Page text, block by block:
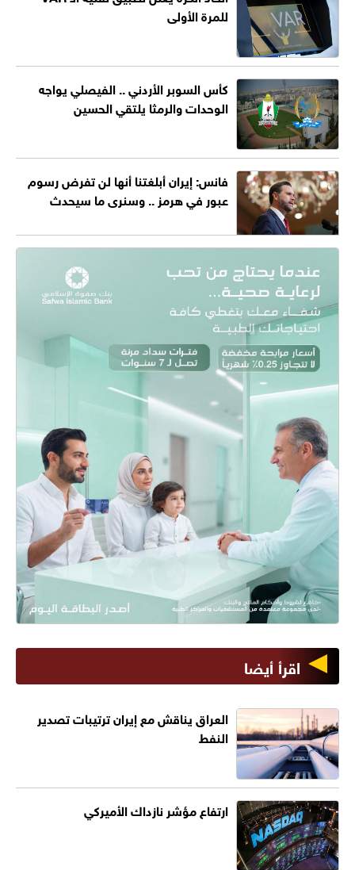
للمرة الأولى
كأس السوبر الأردني .. الفيصلي يواجه
الوحدات والرمثا يلتقي الحسين
فانس: إيران أبلغتنا أنها لن تفرض رسوم
عبور في هرمز .. وسنرى ما سيحدث
اقرأ أيضا
العراق يناقش مع إيران ترتيبات تصدير
النفط
ارتفاع مؤشر نازداك الأميركي